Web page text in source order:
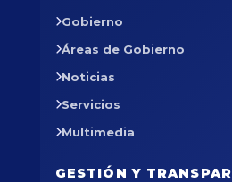
Gobierno
Áreas de Gobierno
Noticias
Servicios
Multimedia
GESTIÓN Y